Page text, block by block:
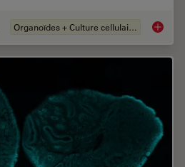
Organoïdes + Culture cellulaire en 3D How